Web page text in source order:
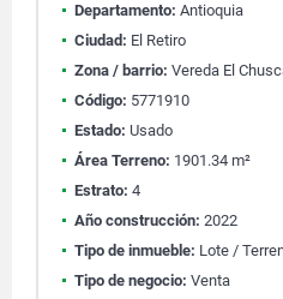
Departamento: Antioquia
Ciudad: El Retiro
Zona / barrio: Vereda El
Código: 5771910
Estado: Usado
Área Terreno: 1901.34 m²
Estrato: 4
Año construcción: 2022
Tipo de inmueble: Lote /
Tipo de negocio: Venta